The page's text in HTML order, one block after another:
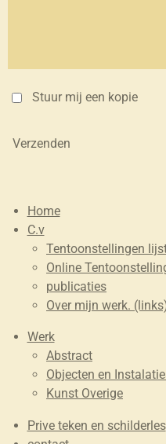
Stuur mij een kopie
Verzenden
Home
C.v
Tentoonstellingen
Online
publicaties
Over mijn werk.
Werk
Abstract
Objecten en
Kunst Overige
Prive teken en schilderles